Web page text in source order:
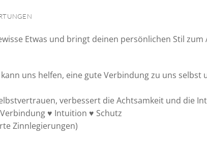
Etwas und bringt deinen persönlichen Stil zum
uns helfen, eine gute Verbindung zu uns
verbessert die Achtsamkeit und die
♥ Intuition ♥ Schutz
Zinnlegierungen)